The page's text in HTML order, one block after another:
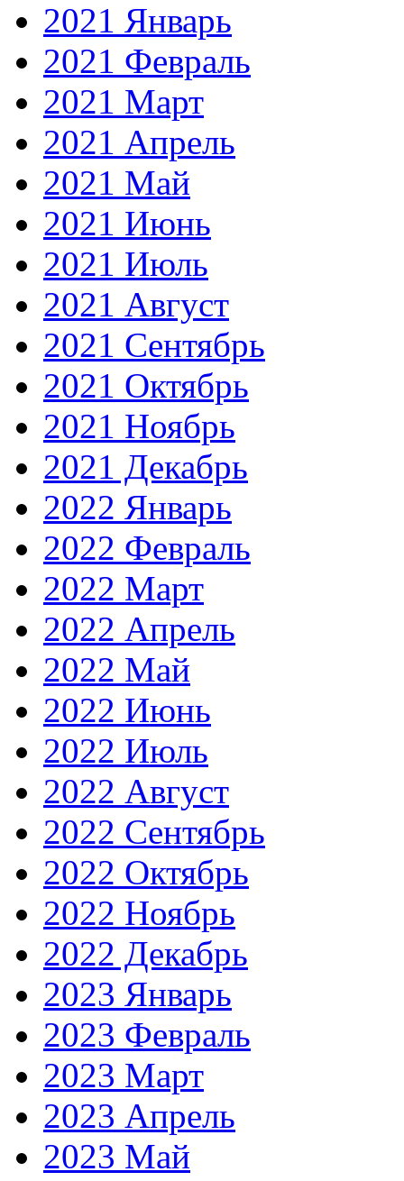
2021 Январь
2021 Февраль
2021 Март
2021 Апрель
2021 Май
2021 Июнь
2021 Июль
2021 Август
2021 Сентябрь
2021 Октябрь
2021 Ноябрь
2021 Декабрь
2022 Январь
2022 Февраль
2022 Март
2022 Апрель
2022 Май
2022 Июнь
2022 Июль
2022 Август
2022 Сентябрь
2022 Октябрь
2022 Ноябрь
2022 Декабрь
2023 Январь
2023 Февраль
2023 Март
2023 Апрель
2023 Май